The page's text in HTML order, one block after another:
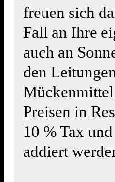
freuen sich
Fall an Ihre
auch an
den
Preisen in
10 % Tax
addiert